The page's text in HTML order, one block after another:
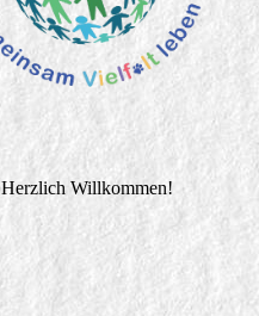
Herzlich Willkommen!